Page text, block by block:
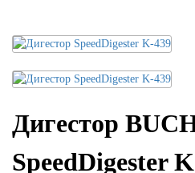
Дигестор
SpeedDigester